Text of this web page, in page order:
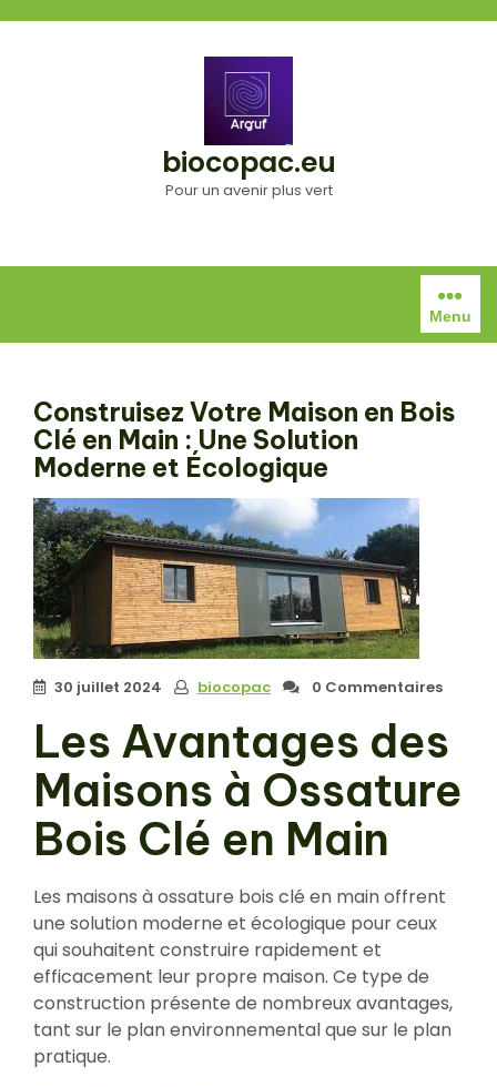
biocopac.eu
Pour un avenir plus vert
Menu
Construisez Votre Maison en Bois
Clé en Main : Une Solution
Moderne et Écologique
30 juillet 2024 biocopac 0 Commentaires
Les Avantages des
Maisons à Ossature
Bois Clé en Main
Les maisons à ossature bois clé en main offrent
une solution moderne et écologique pour ceux
qui souhaitent construire rapidement et
efficacement leur propre maison. Ce type de
construction présente de nombreux avantages,
tant sur le plan environnemental que sur le plan
pratique.